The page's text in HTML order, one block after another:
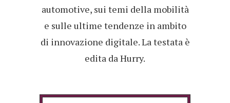
automotive, sui temi della mobilità
e sulle ultime tendenze in ambito
di innovazione digitale. La testata è
edita da Hurry.